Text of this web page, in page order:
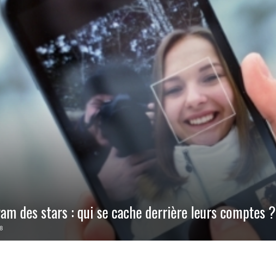
des stars : qui se cache derrière leurs comptes ?